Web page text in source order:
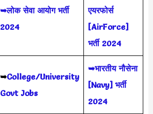
➥लोक सेवा आयोग भर्ती
2024
एयरफोर्स
[AirForce]
भर्ती 2024
➥College/University
Govt Jobs
➥भारतीय नौसेना
[Navy] भर्ती
2024